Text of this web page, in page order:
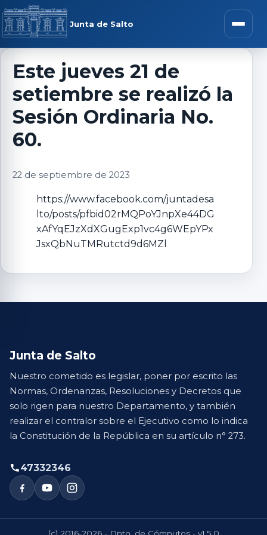
Saltar al contenido
Junta de Salto Abrir
menú
Este jueves 21 de
setiembre se realizó la
Sesión Ordinaria No.
60.
22 de septiembre de 2023
https://www.facebook.com/juntadesa
lto/posts/pfbid02rMQPoYJnpXe44DG
xAfYqEJzXdXGugExp1vc4g6WEpYPx
JsxQbNuTMRutctd9d6MZl
Junta de Salto
Nuestro cometido es legislar, poner por escrito las
Normas, Ordenanzas, Resoluciones y Decretos que
solo rigen para nuestro Departamento, y también
realizar el contralor sobre el Ejecutivo como lo indica
la Constitución de la República en su artículo n° 273.
47332346
(c) 2016-2026 - Dpto. de Cómputos - v1.5.0